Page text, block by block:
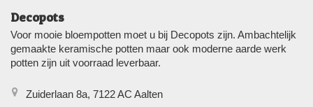
Decopots
Voor mooie bloempotten moet u bij Decopots zijn. Ambachtelijk
gemaakte keramische potten maar ook moderne aarde werk
potten zijn uit voorraad leverbaar.
Zuiderlaan 8a, 7122 AC Aalten